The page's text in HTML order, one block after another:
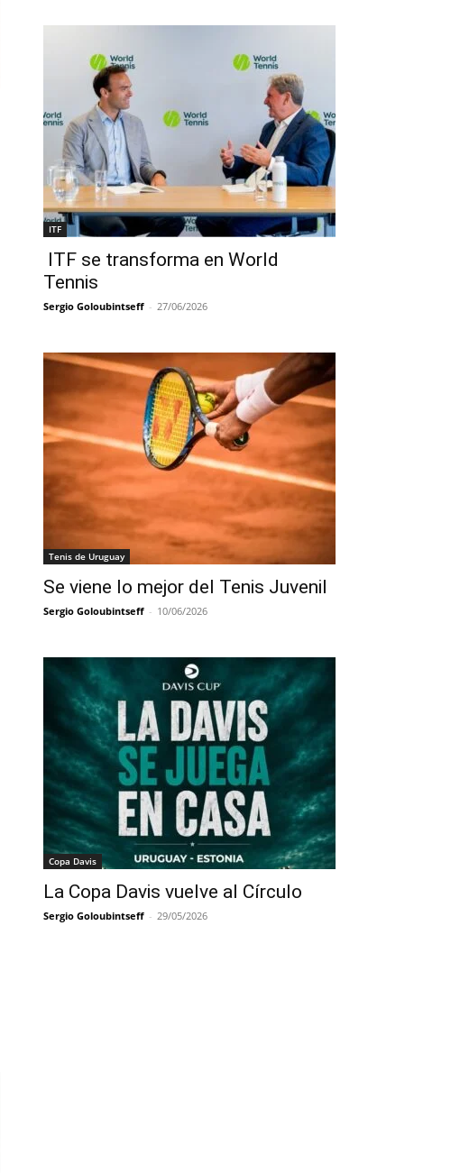
ITF
ITF se transforma en World
Tennis
Sergio Goloubintseff - 27/06/2026
Tenis de Uruguay
Se viene lo mejor del Tenis Juvenil
Sergio Goloubintseff - 10/06/2026
Copa Davis
La Copa Davis vuelve al Círculo
Sergio Goloubintseff - 29/05/2026